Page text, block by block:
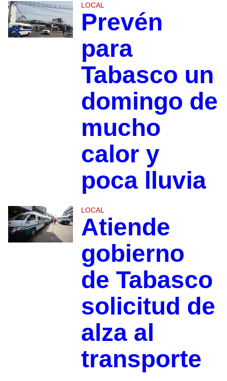
LOCAL
Prevén
para
Tabasco un
domingo de
mucho
calor y
poca lluvia
LOCAL
Atiende
gobierno
de Tabasco
solicitud de
alza al
transporte